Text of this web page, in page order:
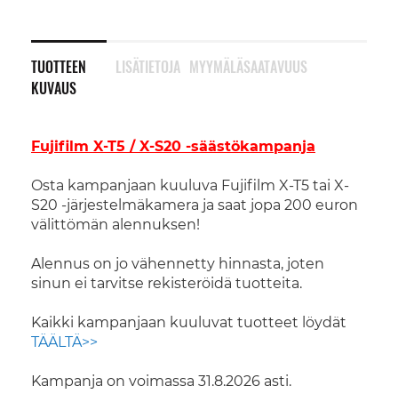
TUOTTEEN
KUVAUS
Fujifilm X-T5 / X-S20 -säästökampanja
Osta kampanjaan kuuluva Fujifilm X-T5 tai X-
S20 -järjestelmäkamera ja saat jopa 200 euron
välittömän alennuksen!
Alennus on jo vähennetty hinnasta, joten
sinun ei tarvitse rekisteröidä tuotteita.
Kaikki kampanjaan kuuluvat tuotteet löydät
TÄÄLTÄ>>
Kampanja on voimassa 31.8.2026 asti.
LISÄTIETOJA MYYMÄLÄSAATAVUUS